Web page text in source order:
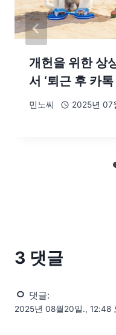
개헌을 위한 상
서 ‘퇴근 후 카
민노씨 2025년 07
3 댓글
ㅇ 댓글:
2025년 08월20일., 12:48